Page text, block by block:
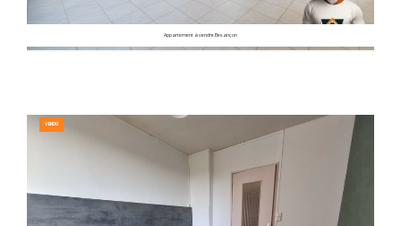
Appartement à vendre Besançon
VENDU